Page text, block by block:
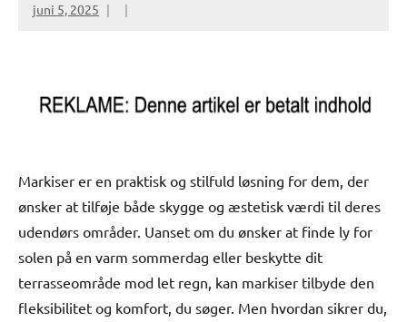
juni 5, 2025
Markiser er en praktisk og stilfuld løsning for dem, der
ønsker at tilføje både skygge og æstetisk værdi til deres
udendørs områder. Uanset om du ønsker at finde ly for
solen på en varm sommerdag eller beskytte dit
terrasseområde mod let regn, kan markiser tilbyde den
fleksibilitet og komfort, du søger. Men hvordan sikrer du,